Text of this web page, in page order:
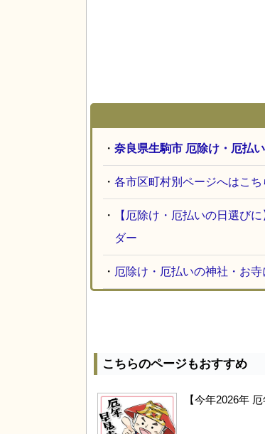
・ 奈良県生駒市 厄除け・厄払
・ 各市区町村別ページへはこち
・
【厄除け・厄払いの日選び
ダー
・ 厄除け・厄払いの神社・お
こちらのページもおすすめ
【今年2026年